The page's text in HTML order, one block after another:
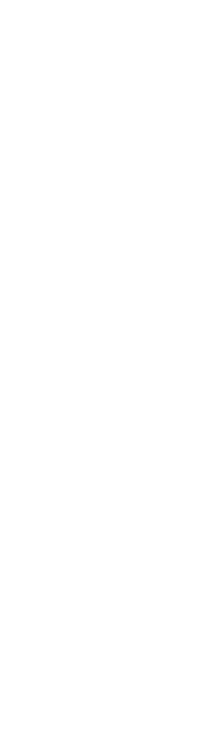
Black
Harbor Grey